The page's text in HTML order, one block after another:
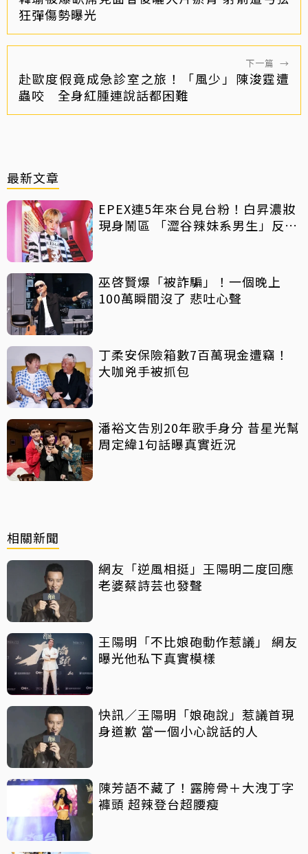
狂彈傷勢曝光
下一篇 →
赴歐度假竟成急診室之旅！「風少」陳浚霆遭
蟲咬 全身紅腫連說話都困難
最新文章
EPEX連5年來台見台粉！白昇濃妝
現身鬧區 「澀谷辣妹系男生」反差
巫啓賢爆「被詐騙」！一個晚上
100萬瞬間沒了 悲吐心聲
丁柔安保險箱數7百萬現金遭竊！
大咖兇手被抓包
潘裕文告別20年歌手身分 昔星光幫
周定緯1句話曝真實近況
相關新聞
網友「逆風相挺」王陽明二度回應
老婆蔡詩芸也發聲
王陽明「不比娘砲動作惹議」 網友
曝光他私下真實模樣
快訊／王陽明「娘砲說」惹議首現
身道歉 當一個小心說話的人
陳芳語不藏了！露胯骨＋大洩丁字
褲頭 超辣登台超腰瘦